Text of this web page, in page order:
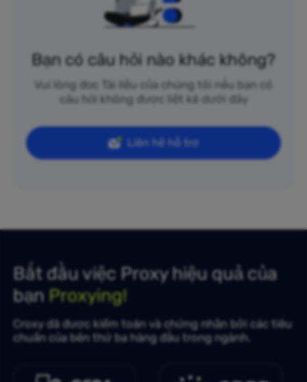
Bạn có câu hỏi nào khác không?
Vui lòng đọc Tài liệu của chúng tôi nếu bạn có
câu hỏi không được liệt kê dưới đây
Liên hệ hỗ trợ
Bắt đầu việc Proxy hiệu quả của
bạn Proxying!
Croxy đã được kiểm toán và chứng nhận bởi các tiêu
chuẩn của bên thứ ba hàng đầu trong ngành.